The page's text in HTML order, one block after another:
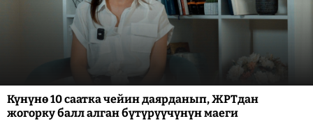
Күнүнө 10 саатка чейин даярданып, ЖРТдан
жогорку балл алган бүтүрүүчүнүн маеги